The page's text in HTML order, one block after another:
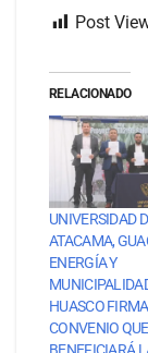
Post
RELACIONADO
UNIVERSIDAD
ATACAMA,
ENERGÍA Y
HUASCO
CONVENIO QUE